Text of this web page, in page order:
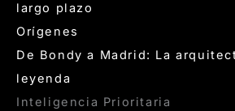
largo plazo
Orígenes
De Bondy a Madrid: La
leyenda
Inteligencia Prioritaria